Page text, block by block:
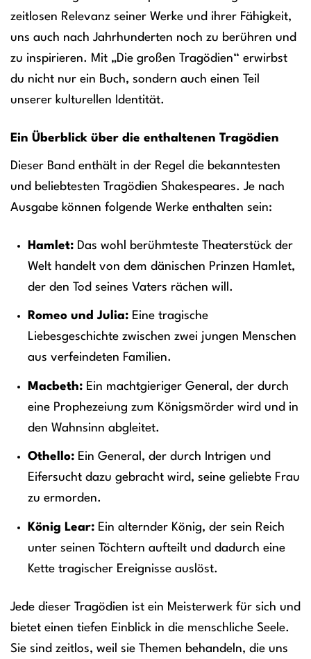
zeitlosen Relevanz seiner Werke und ihrer Fähigkeit,
uns auch nach Jahrhunderten noch zu berühren und
zu inspirieren. Mit „Die großen Tragödien“ erwirbst
du nicht nur ein Buch, sondern auch einen Teil
unserer kulturellen Identität.
Ein Überblick über die enthaltenen Tragödien
Dieser Band enthält in der Regel die bekanntesten
und beliebtesten Tragödien Shakespeares. Je nach
Ausgabe können folgende Werke enthalten sein:
Hamlet:Das wohl berühmteste Theaterstück der
Welt handelt von dem dänischen Prinzen Hamlet,
der den Tod seines Vaters rächen will.
Romeo und Julia:Eine tragische
Liebesgeschichte zwischen zwei jungen Menschen
aus verfeindeten Familien.
Macbeth:Ein machtgieriger General, der durch
eine Prophezeiung zum Königsmörder wird und in
den Wahnsinn abgleitet.
Othello:Ein General, der durch Intrigen und
Eifersucht dazu gebracht wird, seine geliebte Frau
zu ermorden.
König Lear:Ein alternder König, der sein Reich
unter seinen Töchtern aufteilt und dadurch eine
Kette tragischer Ereignisse auslöst.
Jede dieser Tragödien ist ein Meisterwerk für sich und
bietet einen tiefen Einblick in die menschliche Seele.
Sie sind zeitlos, weil sie Themen behandeln, die uns